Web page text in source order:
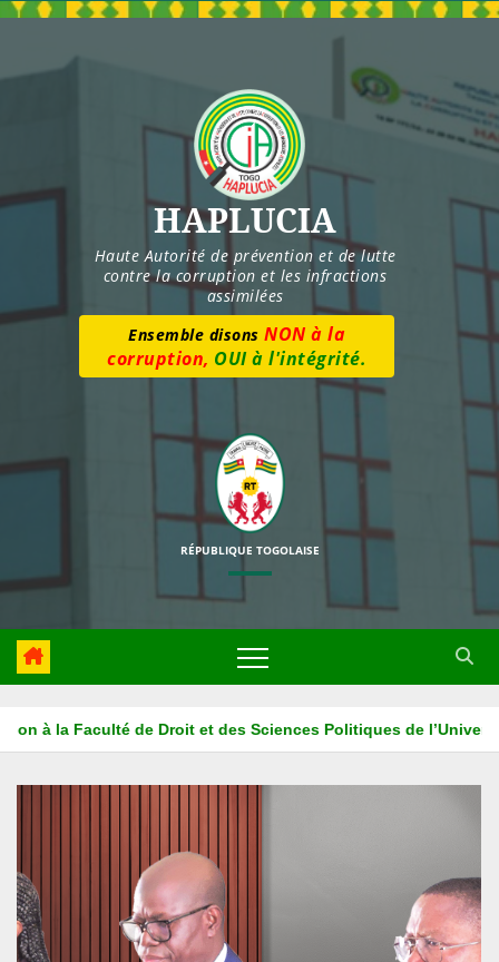
Skip
content
HAPLUCIA
Haute Autorité de prévention et de lutte
contre la corruption et les infractions
assimilées
Numéro vert :8277
RÉPUBLIQUE TOGOLAISE